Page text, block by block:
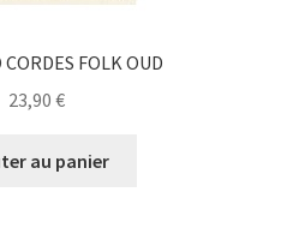
CORDES FOLK OUD
23,90 €
au panier